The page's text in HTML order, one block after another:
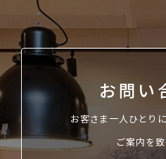
お問い
お客さま一人ひとり
ご案内を致